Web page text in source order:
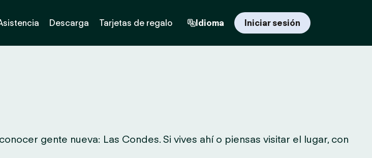
Descarga Tarjetas de regalo Idioma Iniciar sesión
gente nueva: Las Condes. Si vives ahí o piensas visitar el lugar, con